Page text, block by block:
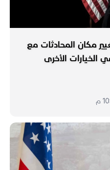
مكان المحادثات مع
الخيارات الأخرى